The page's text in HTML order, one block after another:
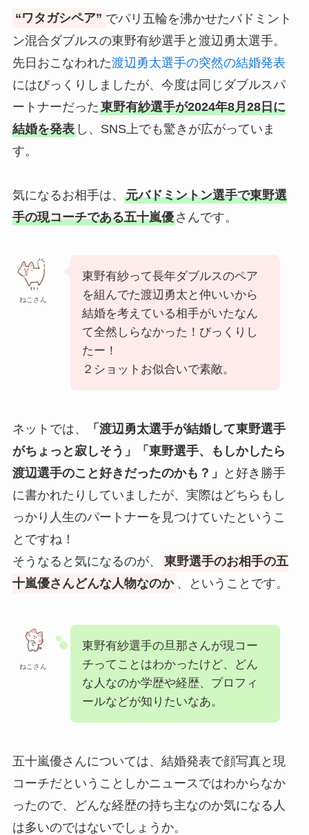
“ワタガシペア” でパリ五輪を沸かせたバドミント
ン混合ダブルスの東野有紗選手と渡辺勇太選手。
先日おこなわれた渡辺勇太選手の突然の結婚発表
にはびっくりしましたが、今度は同じダブルスパ
ートナーだった東野有紗選手が2024年8月28日に
結婚を発表し、SNS上でも驚きが広がっていま
す。
気になるお相手は、 元バドミントン選手で東野選
手の現コーチである五十嵐優さんです。
ねこさん
東野有紗って長年ダブルスのペア
を組んでた渡辺勇太と仲いいから
結婚を考えている相手がいたなん
て全然しらなかった！びっくりし
たー！
２ショットお似合いで素敵。
ネットでは、
「渡辺勇太選手が結婚して東野選手
がちょっと寂しそう」「東野選手、もしかしたら
渡辺選手のこと好きだったのかも？」
と好き勝手
に書かれたりしていましたが、実際はどちらもし
っかり人生のパートナーを見つけていたというこ
とですね！
そうなると気になるのが、
東野選手のお相手の五
十嵐優さんどんな人物なのか 、ということです。
ねこさん
東野有紗選手の旦那さんが現コー
チってことはわかったけど、どん
な人なのか学歴や経歴、プロフィ
ールなどが知りたいなあ。
五十嵐優さんについては、結婚発表で顔写真と現
コーチだということしかニュースではわからなか
ったので、どんな経歴の持ち主なのか気になる人
は多いのではないでしょうか。